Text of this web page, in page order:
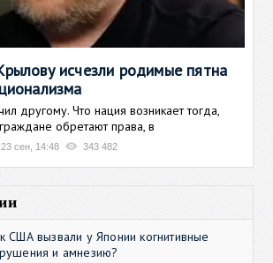
исчезли родимые пятна
другому. Что нация возникает тогда,
обретают права, в
23 сен, 14:48 343 482
США вызвали у Японии когнитивные
и амнезию?